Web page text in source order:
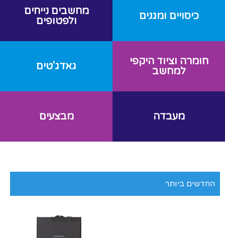
כיסויים ומגנים
מחשבים נייחים
ולפטופים
חומרה וציוד היקפי
למחשב
גאדג'טים
מעבדה מבצעים
החדשים ביותר